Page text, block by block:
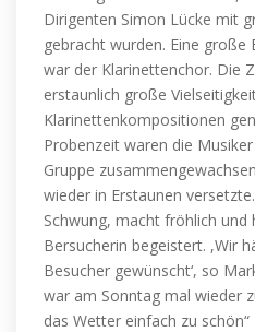
Dirigenten Simon Lücke mit
gebracht wurden. Eine große
war der Klarinettenchor. Die
erstaunlich große
Klarinettenkompositionen
Probenzeit waren die
Gruppe
wieder in Erstaunen
Schwung, macht fröhlich und
Bersucherin begeistert. ,Wir
Besucher gewünscht‘, so
war am Sonntag mal wieder
das Wetter einfach zu schön“